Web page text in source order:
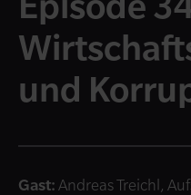
und
Gast: Andreas Treichl,